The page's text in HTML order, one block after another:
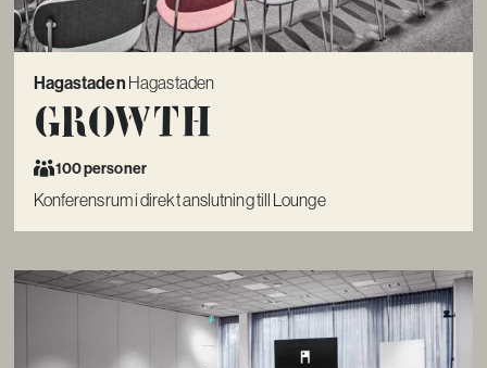
Hagastaden Hagastaden
Growth
100 personer
Konferensrum i direkt anslutning till Lounge